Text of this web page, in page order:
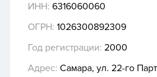
ИНН: 6316060060
ОГРН: 1026300892309
Год регистрации: 2000
Адрес: Самара, ул. 22-го